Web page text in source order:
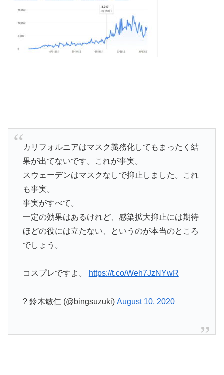
カリフォルニアはマスク義務化してもまったく結
果が出てないです。これが事実。
スウェーデンはマスクなしで抑止しました。これ
も事実。
事実がすべて。
一定の効果はあるけれど、感染拡大抑止には期待
ほどの役には立たない、というのが本当のところ
でしょう。
コスプレですよ。 https://t.co/Weh7JzNYwR
? 鈴木敏仁 (@bingsuzuki) August 10, 2020